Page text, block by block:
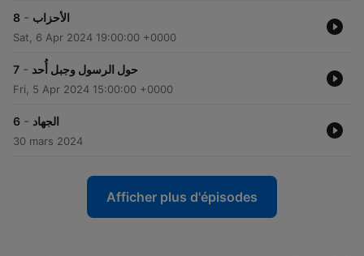
8 - الأحزاب
Sat, 6 Apr 2024 19:00:00 +0000
7 - حول الرسول وجبل أُحد
Fri, 5 Apr 2024 15:00:00 +0000
6 - الجهاد
30 mars 2024
Afficher plus d'épisodes